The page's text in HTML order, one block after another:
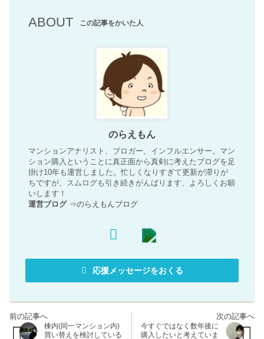
ABOUT この記事をかいた人
のらえもん
マンションアナリスト、ブロガー、インフルエンサー。マン
ション購入ということに真正面から真剣に考えたブログを足
掛け10年も運営しました。忙しくなりすぎて更新が滞りが
ちですが、スムログも引き続きがんばります、よろしくお願
いします！
運営ブログ⇒のらえもんブログ
応援メッセージをおくる
棟内(同一マンション内)
買い替えを検討している
今すぐではなく数年後に
購入したいと考えていま